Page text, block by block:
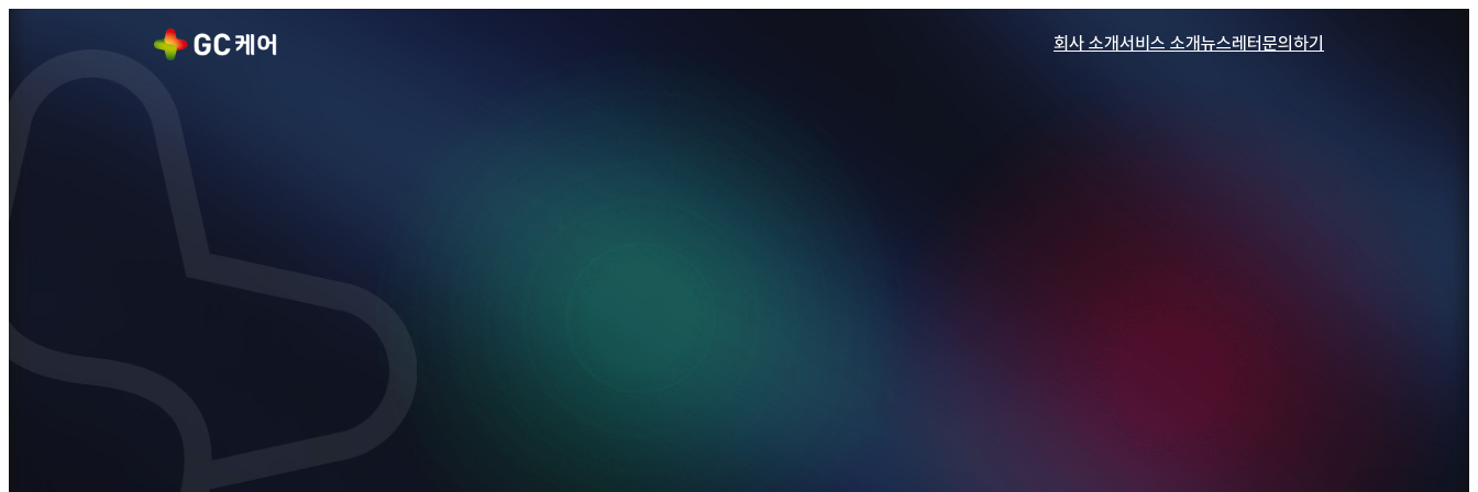
회사 소개서비스 소개뉴스레터문의하기